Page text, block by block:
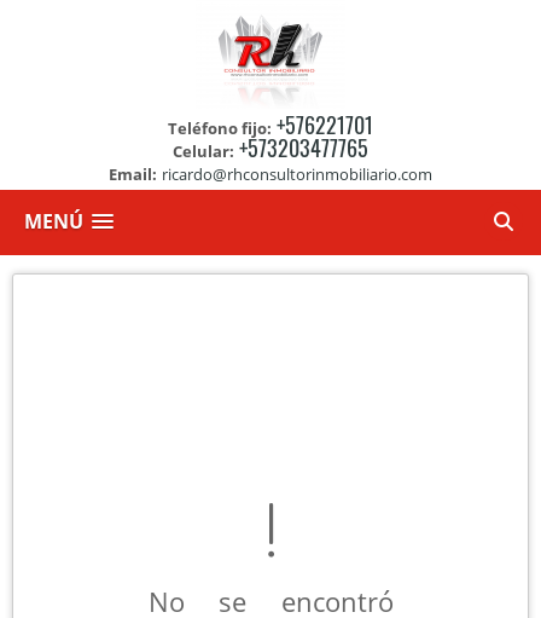
Teléfono fijo: +576221701
Celular: +573203477765
Email: ricardo@rhconsultorinmobiliario.com
MENÚ
No se encontró